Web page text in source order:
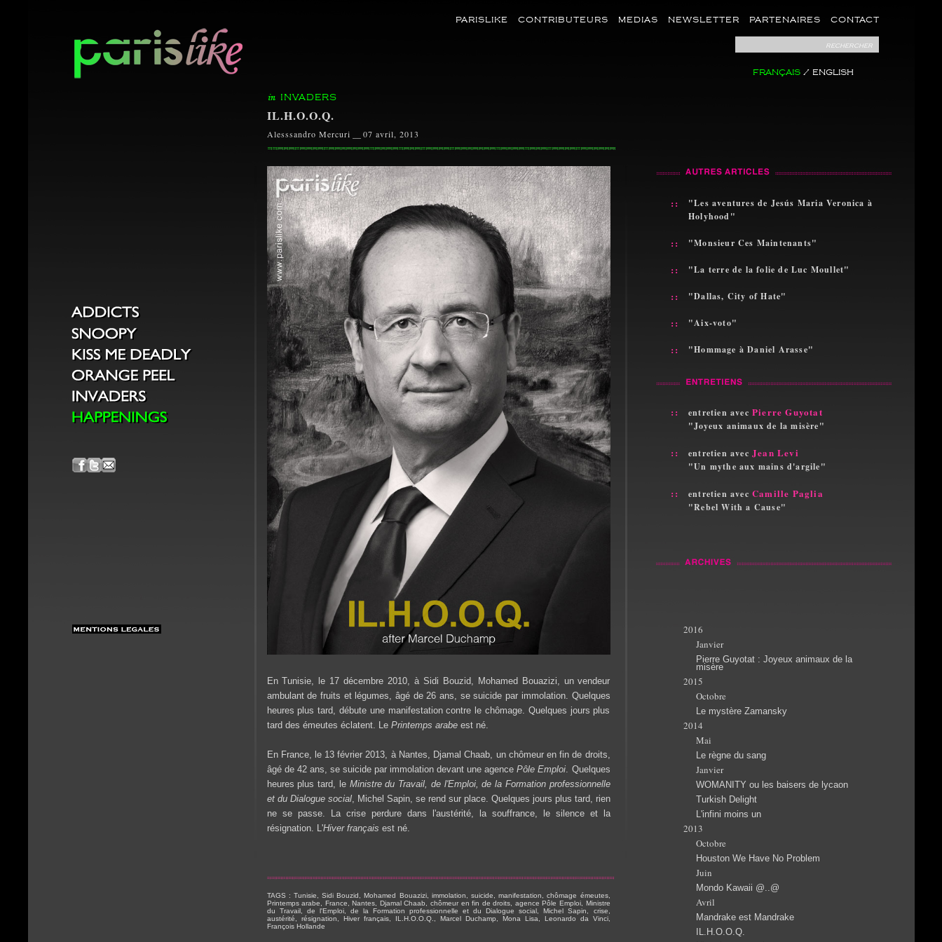
PARISLIKE CONTRIBUTEURS MEDIAS NEWSLETTER PARTENAIRES CONTACT
rechercher
FRANÇAIS/ ENGLISH
::
"Les aventures de Jesús Maria Veronica à
Holyhood"
:: "Monsieur Ces Maintenants"
:: "La terre de la folie de Luc Moullet"
:: "Dallas, City of Hate"
:: "Aix-voto"
:: "Hommage à Daniel Arasse"
:: entretien avec Pierre Guyotat
"Joyeux animaux de la misère"
:: entretien avec Jean Levi
"Un mythe aux mains d'argile"
:: entretien avec Camille Paglia
"Rebel With a Cause"
2016
Janvier
Pierre Guyotat : Joyeux animaux de la
misère
2015
Octobre
Le mystère Zamansky
2014
Mai
Le règne du sang
Janvier
WOMANITY ou les baisers de lycaon
Turkish Delight
L'infini moins un
2013
Octobre
Houston We Have No Problem
Juin
Mondo Kawaii @..@
Avril
Mandrake est Mandrake
IL.H.O.O.Q.
INVADERS
IL.H.O.O.Q.
Alesssandro Mercuri 07 avril, 2013
En Tunisie, le 17 décembre 2010, à Sidi Bouzid, Mohamed Bouazizi, un vendeur
ambulant de fruits et légumes, âgé de 26 ans, se suicide par immolation. Quelques
heures plus tard, débute une manifestation contre le chômage. Quelques jours plus
tard des émeutes éclatent. Le Printemps arabeest né.
En France, le 13 février 2013, à Nantes, Djamal Chaab, un chômeur en fin de droits,
âgé de 42 ans, se suicide par immolation devant une agencePôle Emploi. Quelques
heures plus tard, le Ministre du Travail, de l'Emploi, de la Formation professionnelle
et du Dialogue social, Michel Sapin, se rend sur place. Quelques jours plus tard, rien
ne se passe. La crise perdure dans l'austérité, la souffrance, le silence et la
résignation. L'Hiver français est né.
TAGS : Tunisie, Sidi Bouzid, Mohamed Bouazizi, immolation, suicide, manifestation, chômage émeutes,
Printemps arabe, France, Nantes, Djamal Chaab, chômeur en fin de droits, agence Pôle Emploi, Ministre
du Travail, de l'Emploi, de la Formation professionnelle et du Dialogue social, Michel Sapin, crise,
austérité, résignation, Hiver français, IL.H.O.O.Q., Marcel Duchamp, Mona Lisa, Leonardo da Vinci,
François Hollande